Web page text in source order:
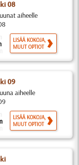
08
aiheelle
LISÄÄ KOKOJA,
MUUT OPTIOT
09
aiheelle
LISÄÄ KOKOJA,
MUUT OPTIOT